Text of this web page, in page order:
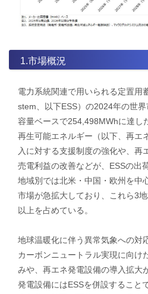
1.市場概況
電力系統関連で用いられる定置用
stem、以下ESS）の2024年の世
容量ベースで254,498MWhに達し
再生可能エネルギー（以下、再エ
入に対する支援制度の強化や、再
売電利益の改善などが、ESSの出
地域別では北米・中国・欧州を中
市場が急拡大しており、これら3
以上を占めている。
地球温暖化に伴う異常気象への対
カーボンニュートラル実現に向け
みや、再エネ発電設備の導入拡大
発電設備にはESSを併設すること